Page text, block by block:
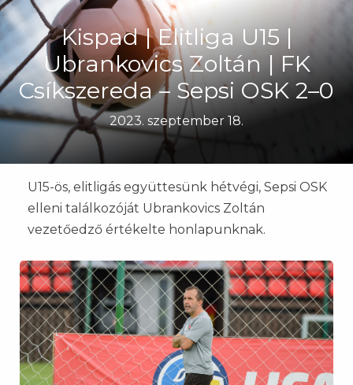
Kispad | Elitliga U15 |
Ubrankovics Zoltán | FK
Csíkszereda – Sepsi OSK 2–0
2023. szeptember 18.
U15-ös, elitligás együttesünk hétvégi, Sepsi OSK
elleni találkozóját Ubrankovics Zoltán
vezetőedző értékelte honlapunknak.